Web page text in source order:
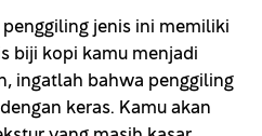
jenis ini memiliki
biji kopi kamu menjadi
ingatlah bahwa penggiling
keras. Kamu akan